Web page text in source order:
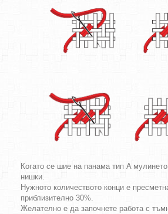
Когато се шие на панама тип A
нишки.
Нужното количеството конци е
приблизително 30%.
Желателно е да започнете работа с